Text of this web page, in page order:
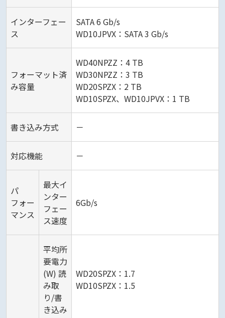
インターフェー
ス
SATA 6 Gb/s
WD10JPVX：SATA 3 Gb/s
フォーマット済
み容量
WD40NPZZ：4 TB
WD30NPZZ：3 TB
WD20SPZX：2 TB
WD10SPZX、WD10JPVX：1 TB
書き込み方式 －
対応機能 －
パ
フォー
マンス
最大イ
ンター
フェー
ス速度
6Gb/s
平均所
要電力
(W) 読
み取
り/書
き込み
WD20SPZX：1.7
WD10SPZX：1.5